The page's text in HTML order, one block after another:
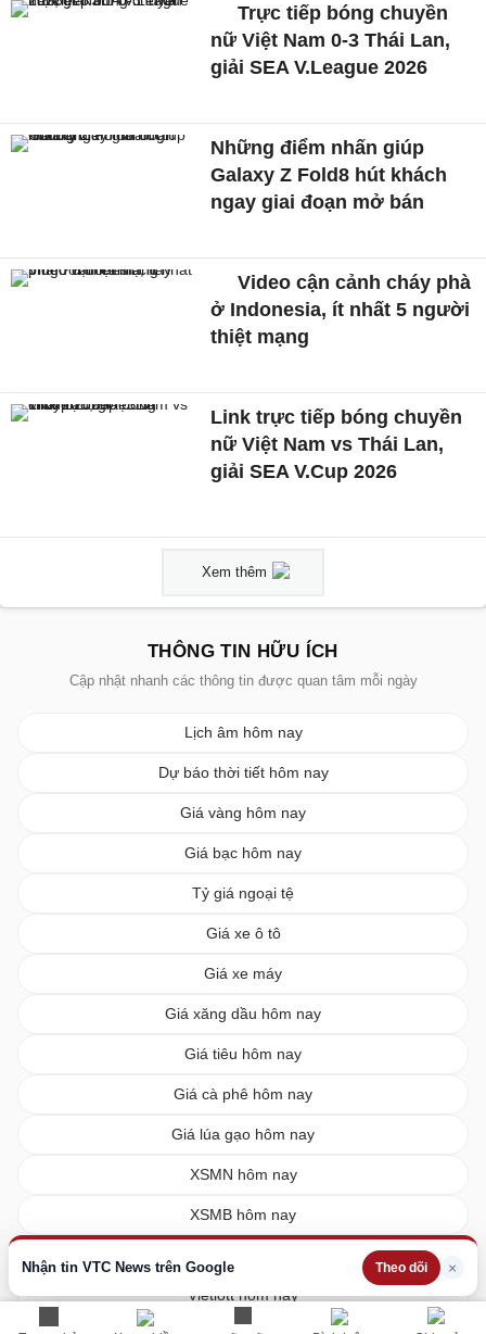
Nhận tin VTC News trên Google Theo dõi ×
Trực tiếp bóng chuyền
nữ Việt Nam 0-3 Thái Lan,
giải SEA V.League 2026
Những điểm nhấn giúp
Galaxy Z Fold8 hút khách
ngay giai đoạn mở bán
Video cận cảnh cháy phà
ở Indonesia, ít nhất 5 người
thiệt mạng
Link trực tiếp bóng chuyền
nữ Việt Nam vs Thái Lan,
giải SEA V.Cup 2026
Xem thêm
THÔNG TIN HỮU ÍCH
Cập nhật nhanh các thông tin được quan tâm mỗi ngày
Lịch âm hôm nay
Dự báo thời tiết hôm nay
Giá vàng hôm nay
Giá bạc hôm nay
Tỷ giá ngoại tệ
Giá xe ô tô
Giá xe máy
Giá xăng dầu hôm nay
Giá tiêu hôm nay
Giá cà phê hôm nay
Giá lúa gạo hôm nay
XSMN hôm nay
XSMB hôm nay
Vietlott hôm nay